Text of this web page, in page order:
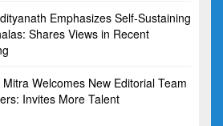
Emphasizes Self-Sustaining
Shares Views in Recent
Mitra Welcomes New Editorial Team
Invites More Talent